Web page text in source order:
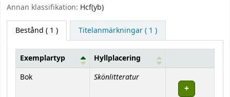
Annan klassifikation: Hcf(yb)
Bestånd ( 1 ) Titelanmärkningar ( 1 )
Bestånd
Exemplartyp
Hyllplacering
Bok
Skönlitteratur